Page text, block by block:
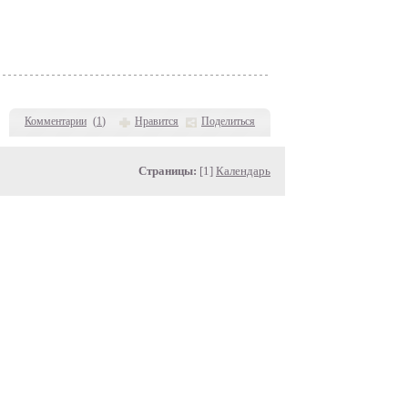
Комментарии (1) Нравится Поделиться
Страницы: [1] Календарь